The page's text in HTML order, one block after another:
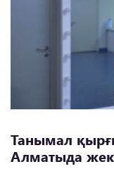
Танымал
Алматыда